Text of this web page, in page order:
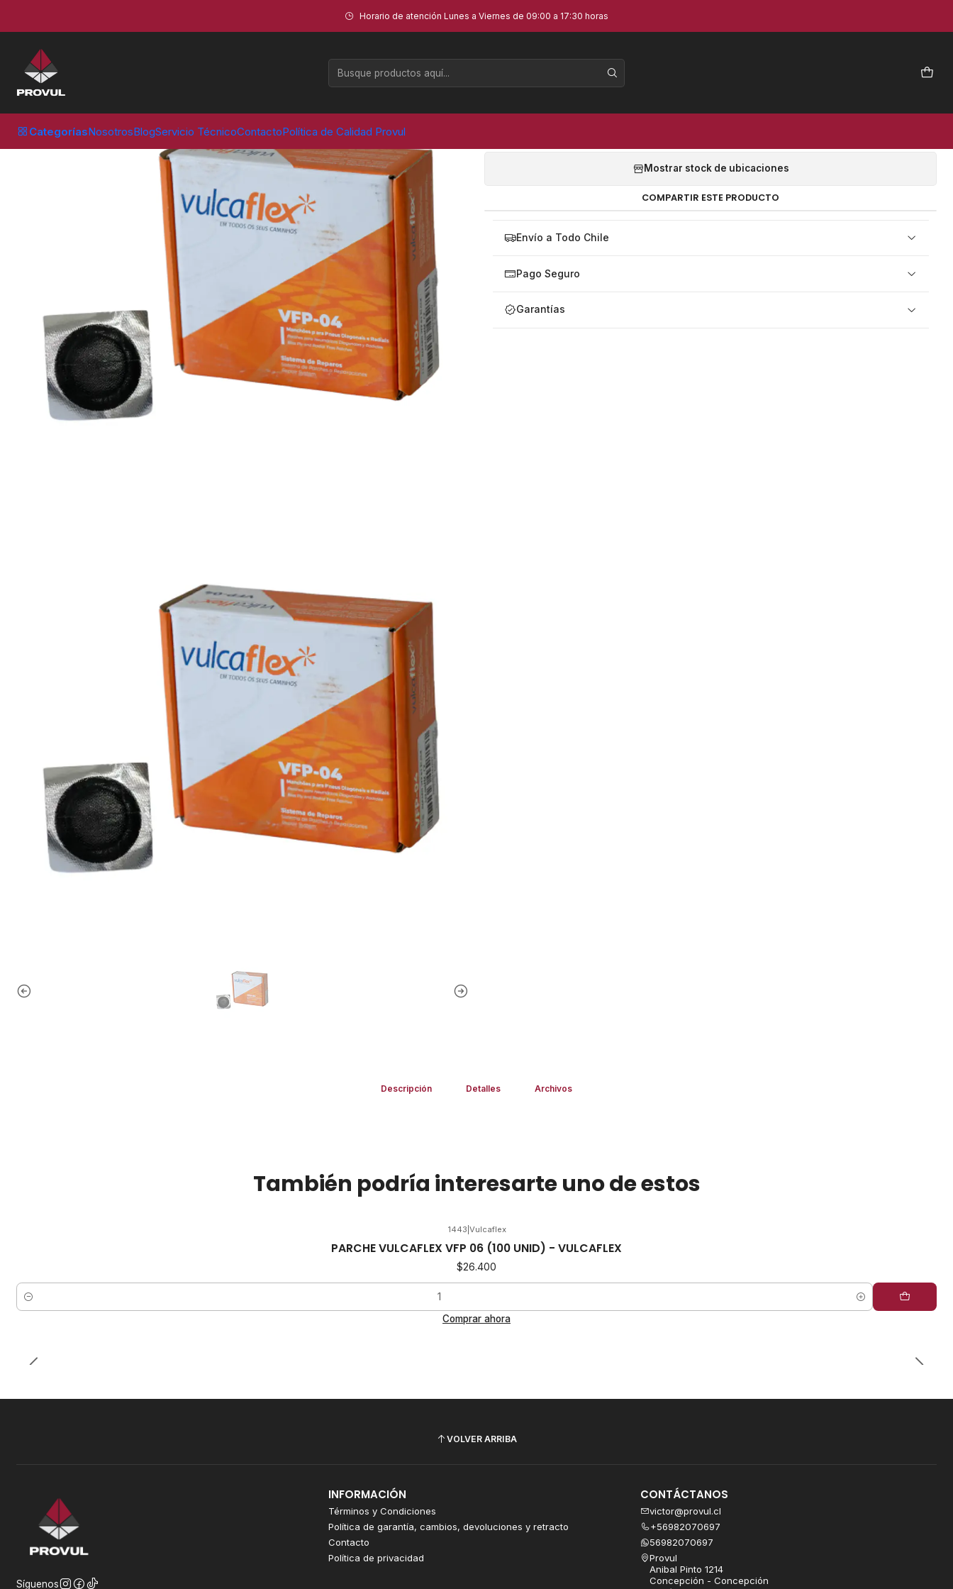
CategoríasNosotrosBlogServicio TécnicoContactoPolítica de Calidad Provul
Horario de atención Lunes a Viernes de 09:00 a 17:30 horas
PARCHE VULCAFLEX VFP 04 (100 UNID) - VULCAFLEX
PARCHE VULCAFLEX VFP 04 (100 UNID) -
Mostrar stock de ubicaciones
COMPARTIR ESTE PRODUCTO
Envío a Todo Chile
Pago Seguro
Garantías
Descripción Detalles Archivos
También podría interesarte uno de estos
1443 Vulcaflex
PARCHE VULCAFLEX VFP 06 (100 UNID) - VULCAFLEX
$26.400
Cantidad
Comprar ahora
VOLVER ARRIBA
Síguenos
INFORMACIÓN
Términos y Condiciones
Política de garantía, cambios, devoluciones y retracto
Contacto
Política de privacidad
CONTÁCTANOS
victor@provul.cl
+56982070697
56982070697
Provul
Anibal Pinto 1214
Concepción - Concepción